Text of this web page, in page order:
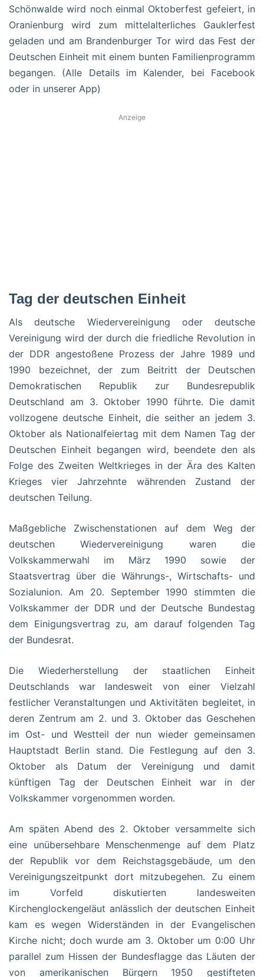
Schönwalde wird noch einmal Oktoberfest gefeiert, in
Oranienburg wird zum mittelalterliches Gauklerfest
geladen und am Brandenburger Tor wird das Fest der
Deutschen Einheit mit einem bunten Familienprogramm
begangen. (Alle Details im Kalender, bei Facebook
oder in unserer App)
Anzeige
Tag der deutschen Einheit
Als deutsche Wiedervereinigung oder deutsche
Vereinigung wird der durch die friedliche Revolution in
der DDR angestoßene Prozess der Jahre 1989 und
1990 bezeichnet, der zum Beitritt der Deutschen
Demokratischen Republik zur Bundesrepublik
Deutschland am 3. Oktober 1990 führte. Die damit
vollzogene deutsche Einheit, die seither an jedem 3.
Oktober als Nationalfeiertag mit dem Namen Tag der
Deutschen Einheit begangen wird, beendete den als
Folge des Zweiten Weltkrieges in der Ära des Kalten
Krieges vier Jahrzehnte währenden Zustand der
deutschen Teilung.
Maßgebliche Zwischenstationen auf dem Weg der
deutschen Wiedervereinigung waren die
Volkskammerwahl im März 1990 sowie der
Staatsvertrag über die Währungs-, Wirtschafts- und
Sozialunion. Am 20. September 1990 stimmten die
Volkskammer der DDR und der Deutsche Bundestag
dem Einigungsvertrag zu, am darauf folgenden Tag
der Bundesrat.
Die Wiederherstellung der staatlichen Einheit
Deutschlands war landesweit von einer Vielzahl
festlicher Veranstaltungen und Aktivitäten begleitet, in
deren Zentrum am 2. und 3. Oktober das Geschehen
im Ost- und Westteil der nun wieder gemeinsamen
Hauptstadt Berlin stand. Die Festlegung auf den 3.
Oktober als Datum der Vereinigung und damit
künftigen Tag der Deutschen Einheit war in der
Volkskammer vorgenommen worden.
Am späten Abend des 2. Oktober versammelte sich
eine unübersehbare Menschenmenge auf dem Platz
der Republik vor dem Reichstagsgebäude, um den
Vereinigungszeitpunkt dort mitzubegehen. Zu einem
im Vorfeld diskutierten landesweiten
Kirchenglockengeläut anlässlich der deutschen Einheit
kam es wegen Widerständen in der Evangelischen
Kirche nicht; doch wurde am 3. Oktober um 0:00 Uhr
parallel zum Hissen der Bundesflagge das Läuten der
von amerikanischen Bürgern 1950 gestifteten